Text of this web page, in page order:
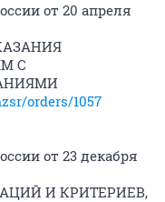
от 20 апреля
С
orders/1057
от 23 декабря
И КРИТЕРИЕВ,